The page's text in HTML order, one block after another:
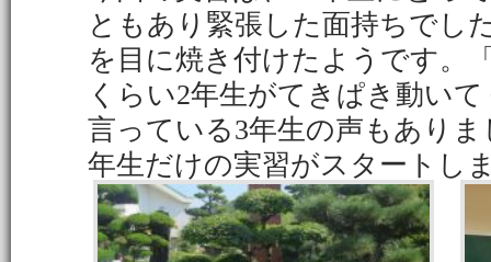
ともあり緊張した面持ちでし
を目に焼き付けたようです。
くらい2年生がてきぱき動い
言っている3年生の声もあり
年生だけの実習がスタートし